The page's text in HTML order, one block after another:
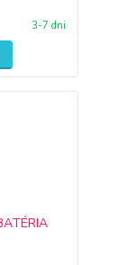
3-7 dni